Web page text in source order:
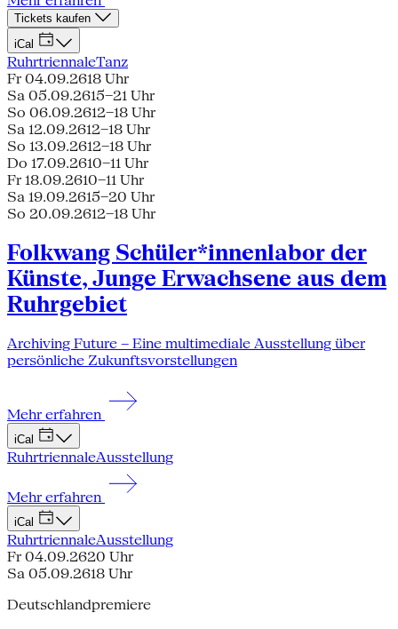
Tickets kaufen
iCal
RuhrtriennaleTanz
Fr 04.09.2618 Uhr
Sa 05.09.2615–21 Uhr
So 06.09.2612–18 Uhr
Sa 12.09.2612–18 Uhr
So 13.09.2612–18 Uhr
Do 17.09.2610–11 Uhr
Fr 18.09.2610–11 Uhr
Sa 19.09.2615–20 Uhr
So 20.09.2612–18 Uhr
Folkwang Schüler*innenlabor der
Künste, Junge Erwachsene aus dem
Ruhrgebiet
Archiving Future – Eine multimediale Ausstellung über
persönliche Zukunftsvorstellungen
Mehr erfahren
iCal
RuhrtriennaleAusstellung
Mehr erfahren
iCal
RuhrtriennaleAusstellung
Fr 04.09.2620 Uhr
Sa 05.09.2618 Uhr
Deutschlandpremiere